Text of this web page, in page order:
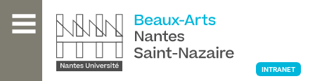
contenu
INTRANET